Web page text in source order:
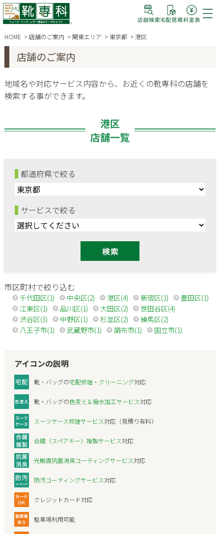
HOME 店舗のご案内 関東エリア 東京都 港区
店舗のご案内
地域名や対応サービス内容から、お近くの靴専科の店舗を
検索する事ができます。
港区
店舗一覧
都道府県で絞る
サービスで絞る
市区町村で絞り込む
千代田区(1) 中央区(2) 港区(4) 新宿区(1)
墨田区(1)
江東区(1)
品川区(1) 大田区(2)
世田谷区(4)
渋谷区(3)
中野区(1) 杉並区(2)
練馬区(2)
八王子市(1)
武蔵野市(1) 調布市(1) 国立市(1)
アイコンの説明
靴・バッグの宅配修理・クリーニング対応
靴・バッグの色変え＆撥水加工サービス対応
スーツケース修理サービス対応（見積り有料）
合鍵（スペアキー）複製サービス対応
光触媒抗菌消臭コーティングサービス対応
防汚コーティングサービス対応
クレジットカード対応
駐車場利用可能